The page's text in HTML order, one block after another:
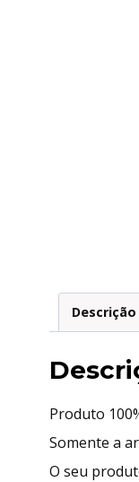
Descrição
Produto
Somente a
O seu